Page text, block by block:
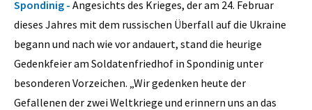
Spondinig - Angesichts des Krieges, der am 24. Februar
dieses Jahres mit dem russischen Überfall auf die Ukraine
begann und nach wie vor andauert, stand die heurige
Gedenkfeier am Soldatenfriedhof in Spondinig unter
besonderen Vorzeichen. „Wir gedenken heute der
Gefallenen der zwei Weltkriege und erinnern uns an das